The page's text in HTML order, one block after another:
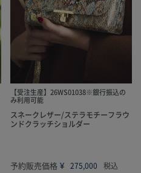
【受注生産】26WS01038※銀行振込の
み利用可能
スネークレザー/ステラモチーフラウ
ンドクラッチショルダー
予約販売価格 ¥ 275,000 税込